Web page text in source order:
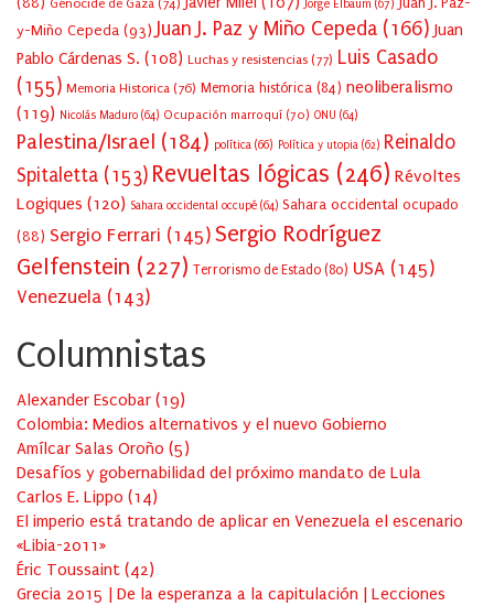
Génocide de Gaza (74) Jorge Elbaum (67)
y-Miño Cepeda (93) Juan J. Paz y Miño Cepeda (166) Juan
Pablo Cárdenas S. (108) Luchas y resistencias (77) Luis Casado
(155) Memoria Historica (76) Memoria histórica (84) neoliberalismo
(119) Nicolás Maduro (64) Ocupación marroquí (70) ONU (64)
Palestina/Israel (184) política (66) Política y utopia (62) Reinaldo
Spitaletta (153) Revueltas lógicas (246) Révoltes
Logiques (120) Sahara occidental occupé (64) Sahara occidental ocupado
(88) Sergio Ferrari (145) Sergio Rodríguez
Gelfenstein (227) Terrorismo de Estado (80) USA (145)
Venezuela (143)
Columnistas
Alexander Escobar (19)
Colombia: Medios alternativos y el nuevo Gobierno
Amílcar Salas Oroño (5)
Desafíos y gobernabilidad del próximo mandato de Lula
Carlos E. Lippo (14)
El imperio está tratando de aplicar en Venezuela el escenario
«Libia-2011»
Éric Toussaint (42)
Grecia 2015 | De la esperanza a la capitulación | Lecciones